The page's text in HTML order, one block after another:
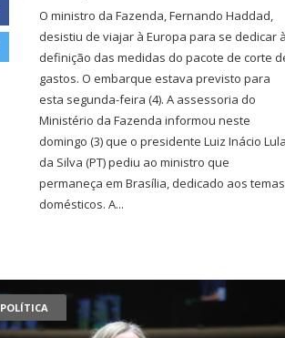
O ministro da Fazenda, Fernando Haddad,
desistiu de viajar à Europa para se dedicar
definição das medidas do pacote de corte
gastos. O embarque estava previsto para
esta segunda-feira (4). A assessoria do
Ministério da Fazenda informou neste
domingo (3) que o presidente Luiz Inácio
da Silva (PT) pediu ao ministro que
permaneça em Brasília, dedicado aos temas
domésticos. A...
POLÍTICA